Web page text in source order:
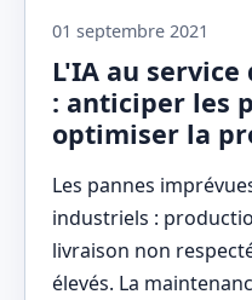
01 septembre 2021
L'IA au
: anticiper les
optimiser la
Les pannes
industriels :
livraison non
élevés. La